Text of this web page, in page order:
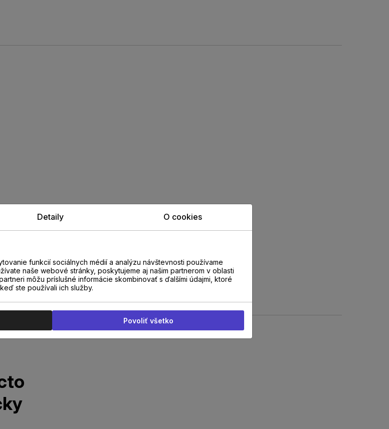
Detaily O cookies
funkcií sociálnych médií a analýzu návštevnosti používame
naše webové stránky, poskytujeme aj našim partnerom v oblasti
môžu príslušné informácie skombinovať s ďalšími údajmi, ktoré
ste používali ich služby.
Povoliť všetko